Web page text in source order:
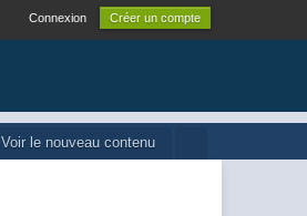
Connexion Créer un compte
Voir le nouveau contenu